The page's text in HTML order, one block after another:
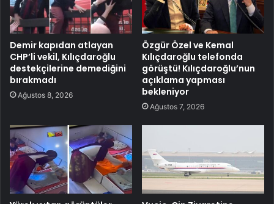
Demir kapıdan atlayan
CHP’li vekil, Kılıçdaroğlu
destekçilerine demediğini
bırakmadı
Ağustos 8, 2026
Özgür Özel ve Kemal
Kılıçdaroğlu telefonda
görüştü! Kılıçdaroğlu’nun
açıklama yapması
bekleniyor
Ağustos 7, 2026